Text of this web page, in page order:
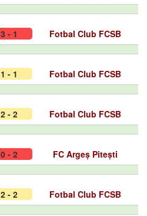
3 - 1 Fotbal Club FCSB
1 - 1 Fotbal Club FCSB
2 - 2 Fotbal Club FCSB
0 - 2 FC Argeș Pitești
2 - 2 Fotbal Club FCSB